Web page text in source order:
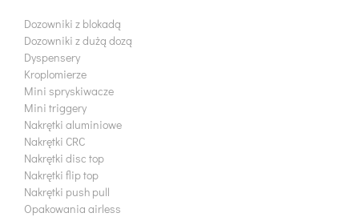
Dozowniki z blokadą
Dozowniki z dużą dozą
Dyspensery
Kroplomierze
Mini spryskiwacze
Mini triggery
Nakrętki aluminiowe
Nakrętki CRC
Nakrętki disc top
Nakrętki flip top
Nakrętki push pull
Opakowania airless